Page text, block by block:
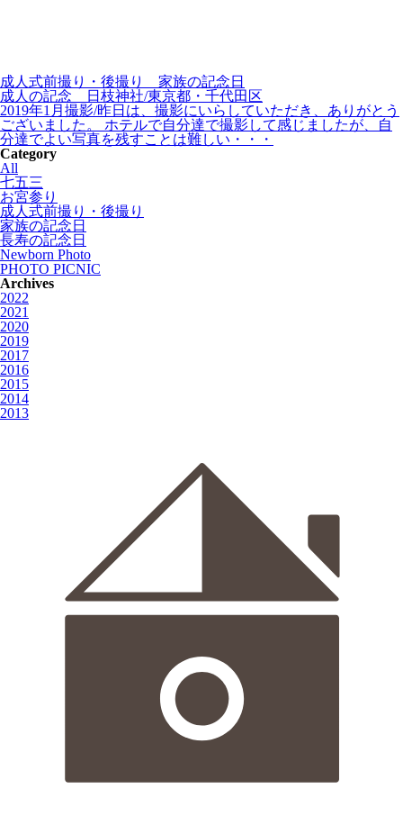
成人式前撮り・後撮り__家族の記念日
成人の記念 日枝神社/東京都・千代田区
2019年1月撮影/昨日は、撮影にいらしていただき、ありがとう
ございました。 ホテルで自分達で撮影して感じましたが、自
分達でよい写真を残すことは難しい・・・
Category
All
七五三
お宮参り
成人式前撮り・後撮り
家族の記念日
長寿の記念日
Newborn Photo
PHOTO PICNIC
Archives
2022
2021
2020
2019
2017
2016
2015
2014
2013